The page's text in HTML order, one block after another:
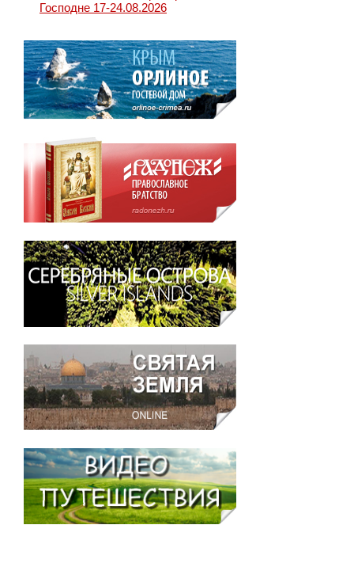
Господне 17-24.08.2026